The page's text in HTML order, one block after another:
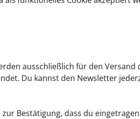
ausschließlich für den Versand
Du kannst den Newsletter
Bestätigung, dass du